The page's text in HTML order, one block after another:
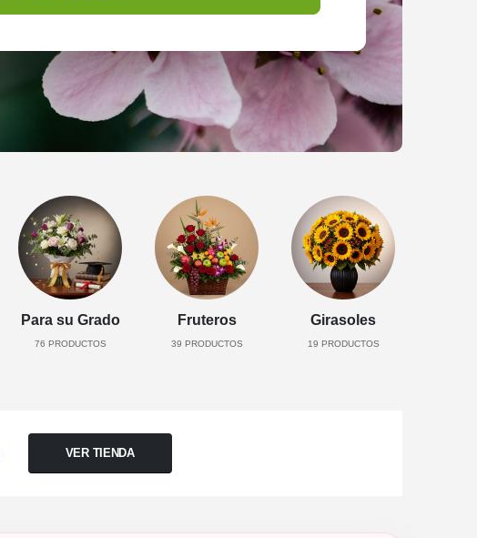
Para su Grado
76 PRODUCTOS
Fruteros
39 PRODUCTOS
Girasoles
19 PRODUCTOS
VER TIENDA